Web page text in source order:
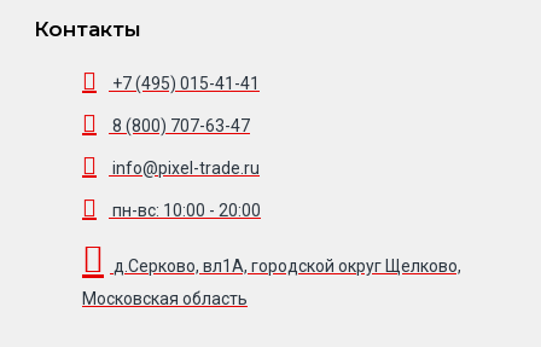
Контакты
+7 (495) 015-41-41
8 (800) 707-63-47
info@pixel-trade.ru
пн-вс: 10:00 - 20:00
д.Серково, вл1А, городской округ Щелково,
Московская область